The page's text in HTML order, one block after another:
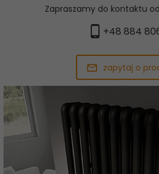
Zapraszamy do kontaktu
+48 884 806
zapytaj o